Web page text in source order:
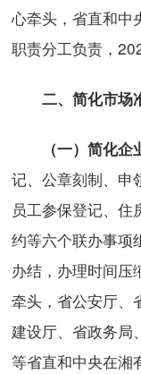
心牵头，省直和中
职责分工负责，
二、简化市场
（一）简化企
记、公章刻制、申
员工参保登记、
约等六个联办事项
办结，办理时间压
牵头，省公安厅、
建设厅、省政务局
等省直和中央在湘